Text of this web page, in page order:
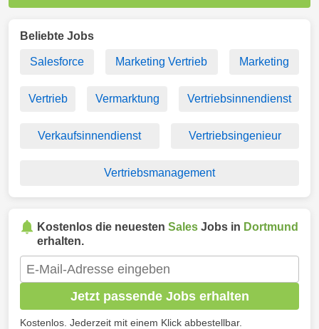
Beliebte Jobs
Salesforce Marketing Vertrieb Marketing
Vertrieb Vermarktung Vertriebsinnendienst
Verkaufsinnendienst Vertriebsingenieur
Vertriebsmanagement
Kostenlos die neuesten Sales Jobs in Dortmund
erhalten.
Jetzt passende Jobs erhalten
Kostenlos. Jederzeit mit einem Klick abbestellbar.